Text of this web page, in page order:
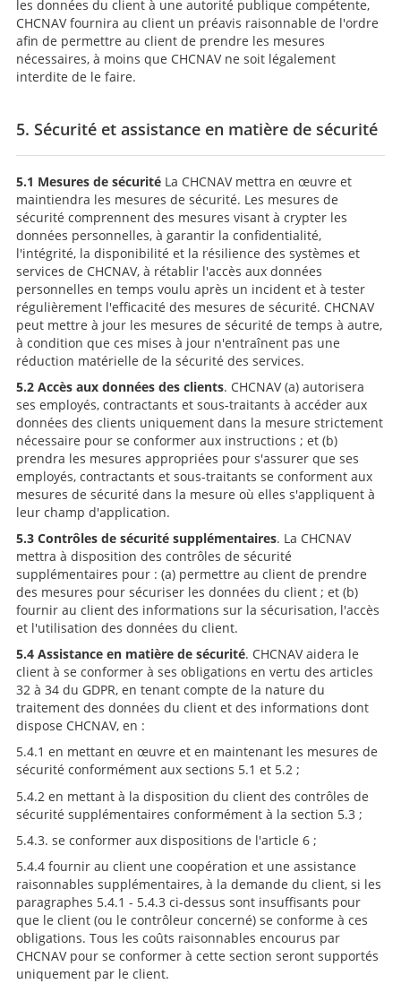
les données du client à une autorité publique compétente,
CHCNAV fournira au client un préavis raisonnable de l'ordre
afin de permettre au client de prendre les mesures
nécessaires, à moins que CHCNAV ne soit légalement
interdite de le faire.
5. Sécurité et assistance en matière de sécurité
5.1 Mesures de sécurité La CHCNAV mettra en œuvre et
maintiendra les mesures de sécurité. Les mesures de
sécurité comprennent des mesures visant à crypter les
données personnelles, à garantir la confidentialité,
l'intégrité, la disponibilité et la résilience des systèmes et
services de CHCNAV, à rétablir l'accès aux données
personnelles en temps voulu après un incident et à tester
régulièrement l'efficacité des mesures de sécurité. CHCNAV
peut mettre à jour les mesures de sécurité de temps à autre,
à condition que ces mises à jour n'entraînent pas une
réduction matérielle de la sécurité des services.
5.2 Accès aux données des clients. CHCNAV (a) autorisera
ses employés, contractants et sous-traitants à accéder aux
données des clients uniquement dans la mesure strictement
nécessaire pour se conformer aux instructions ; et (b)
prendra les mesures appropriées pour s'assurer que ses
employés, contractants et sous-traitants se conforment aux
mesures de sécurité dans la mesure où elles s'appliquent à
leur champ d'application.
5.3 Contrôles de sécurité supplémentaires. La CHCNAV
mettra à disposition des contrôles de sécurité
supplémentaires pour : (a) permettre au client de prendre
des mesures pour sécuriser les données du client ; et (b)
fournir au client des informations sur la sécurisation, l'accès
et l'utilisation des données du client.
5.4 Assistance en matière de sécurité. CHCNAV aidera le
client à se conformer à ses obligations en vertu des articles
32 à 34 du GDPR, en tenant compte de la nature du
traitement des données du client et des informations dont
dispose CHCNAV, en :
5.4.1 en mettant en œuvre et en maintenant les mesures de
sécurité conformément aux sections 5.1 et 5.2 ;
5.4.2 en mettant à la disposition du client des contrôles de
sécurité supplémentaires conformément à la section 5.3 ;
5.4.3. se conformer aux dispositions de l'article 6 ;
5.4.4 fournir au client une coopération et une assistance
raisonnables supplémentaires, à la demande du client, si les
paragraphes 5.4.1 - 5.4.3 ci-dessus sont insuffisants pour
que le client (ou le contrôleur concerné) se conforme à ces
obligations. Tous les coûts raisonnables encourus par
CHCNAV pour se conformer à cette section seront supportés
uniquement par le client.